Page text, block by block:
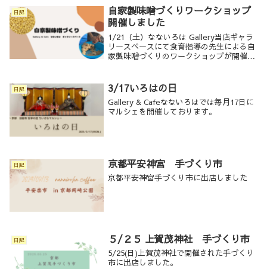
日記
自家製味噌づくりワークショップ
開催しました
1/21（土）なないろは Gallery当店ギャラ
リースペースにて食育指導の先生による自
家製味噌づくりのワークショップが開催さ
くりますお味噌づくりの工程、ひとつひ
と...
日記 3/17いろはの日
Gallery & Cafeなないろはでは毎月17日に
マルシェを開催しております。
日記 京都平安神宮 手づくり市
京都平安神宮手づくり市に出店しました
日記 ５/２５ 上賀茂神社 手づくり市
5/25(日)上賀茂神社で開催された手づくり
市に出店しました。